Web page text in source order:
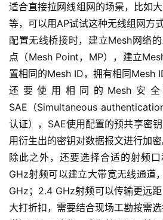
适合直接拉网线组网的场景，比如
等，可以用AP试试这种无线组网方式
配置无线桥接时，建立Mesh网络
点（Mesh Point，MP），建立
置相同的Mesh ID，拥有相同Mesh
还要使用相同的Mesh安
SAE（Simultaneous
认证），SAE使用配置的预共享密
用衍生出的密钥对数据报文进行加密
除此之外，还要选择合适的射频
GHz射频可以建立大带宽无线通道
GHz；2.4 GHz射频可以传输更远
大打折扣，需要结合现场工勘按需选